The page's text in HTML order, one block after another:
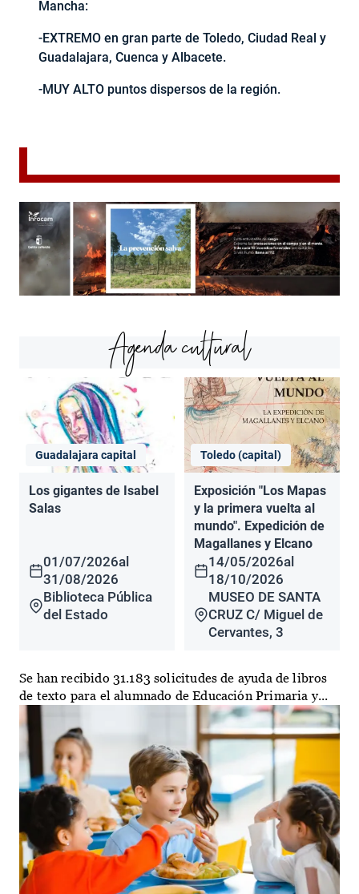
Mancha:
-EXTREMO en gran parte de Toledo, Ciudad Real y
Guadalajara, Cuenca y Albacete.
-MUY ALTO puntos dispersos de la región.
Agenda cultural
Guadalajara capital
Los gigantes de Isabel
Salas
01/07/2026al
31/08/2026
Biblioteca Pública
del Estado
Toledo (capital)
Exposición "Los Mapas
y la primera vuelta al
mundo". Expedición de
Magallanes y Elcano
14/05/2026al
18/10/2026
MUSEO DE SANTA
CRUZ C/ Miguel de
Cervantes, 3
Se han recibido 31.183 solicitudes de ayuda de libros
de texto para el alumnado de Educación Primaria y...